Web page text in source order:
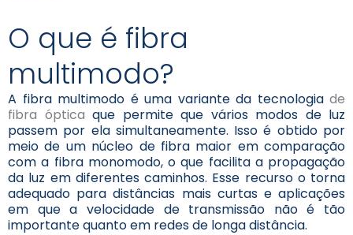
O que é fibra
multimodo?
A fibra multimodo é uma variante da tecnologia de
fibra óptica que permite que vários modos de luz
passem por ela simultaneamente. Isso é obtido por
meio de um núcleo de fibra maior em comparação
com a fibra monomodo, o que facilita a propagação
da luz em diferentes caminhos. Esse recurso o torna
adequado para distâncias mais curtas e aplicações
em que a velocidade de transmissão não é tão
importante quanto em redes de longa distância.